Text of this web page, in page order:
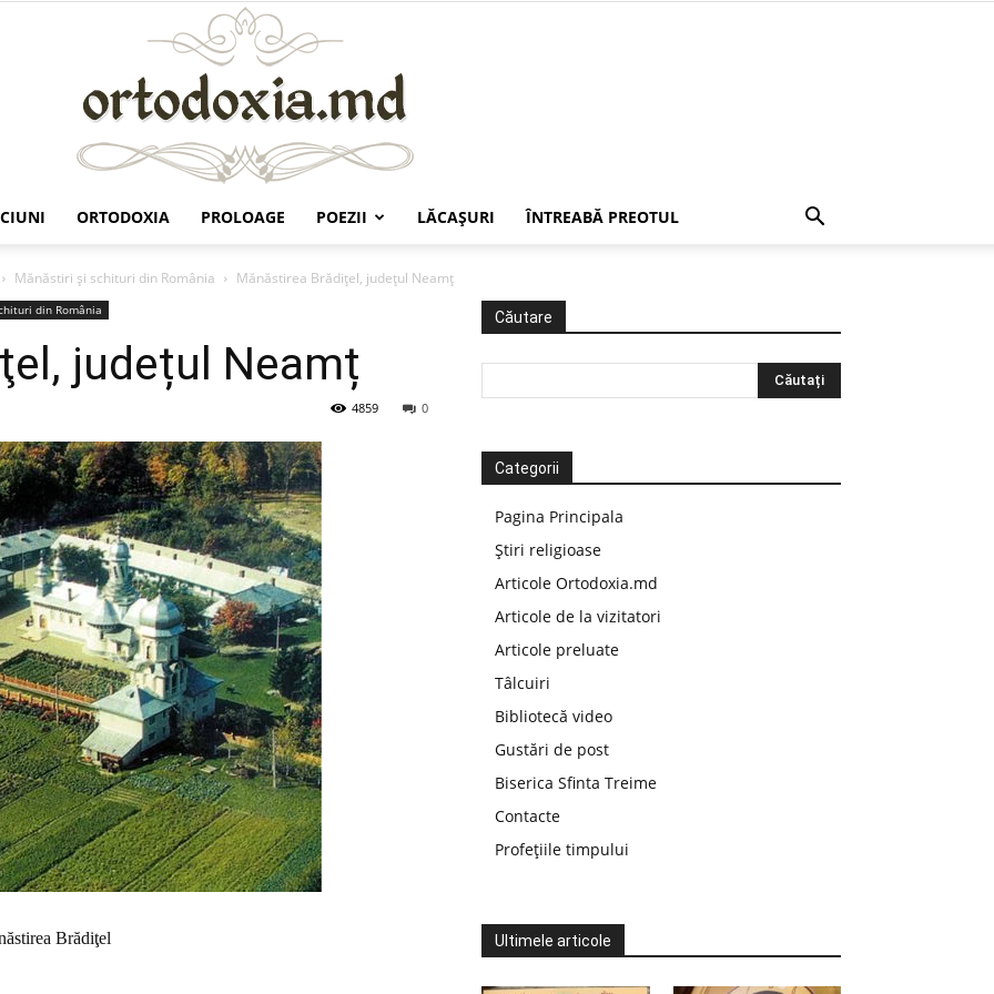
ORTODOXIA PROLOAGE POEZII LĂCAŞURI ÎNTREABĂ PREOTUL
Mănăstiri şi schituri din România Mănăstirea Brădiţel, județul Neamț
din România
județul Neamț
0
4859
Brădiţel
Căutare
Categorii
Pagina Principala
Știri religioase
Articole Ortodoxia.md
Articole de la vizitatori
Articole preluate
Tâlcuiri
Bibliotecă video
Gustări de post
Biserica Sfinta Treime
Contacte
Profețiile timpului
Ultimele articole